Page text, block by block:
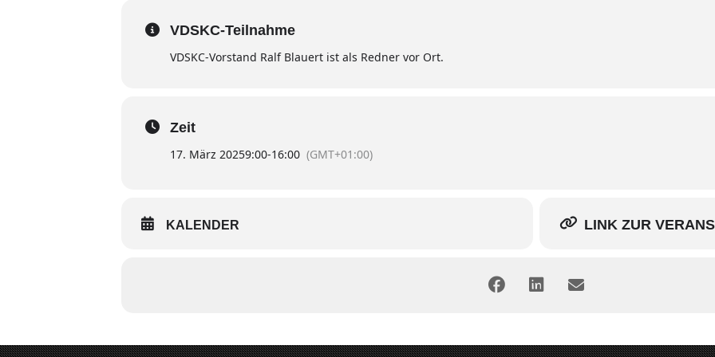
VDSKC-Teilnahme
VDSKC-Vorstand Ralf Blauert ist als Redner vor Ort.
Zeit
17. März 20259:00-16:00 (GMT+01:00)
KALENDER LINK ZUR